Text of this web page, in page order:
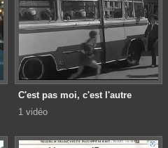
C'est pas moi, c'est l'autre
1 vidéo